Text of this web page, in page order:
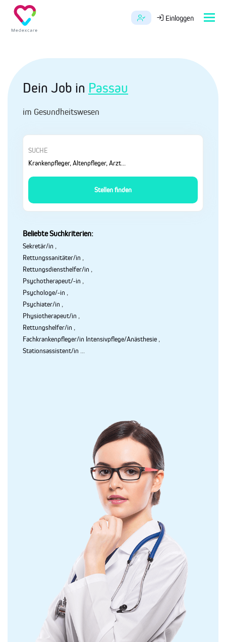
Einloggen
Dein Job in Passau
im Gesundheitswesen
SUCHE
Stellen finden
Beliebte Suchkriterien:
Sekretär/in ,
Rettungssanitäter/in ,
Rettungsdiensthelfer/in ,
Psychotherapeut/-in ,
Psychologe/-in ,
Psychiater/in ,
Physiotherapeut/in ,
Rettungshelfer/in ,
Fachkrankenpfleger/in Intensivpflege/Anästhesie ,
Stationsassistent/in